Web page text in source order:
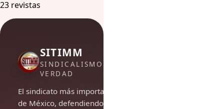
23 revistas
SITIMM
SINDICALISMO DE
VERDAD
El sindicato más importante
de México, defendiendo los